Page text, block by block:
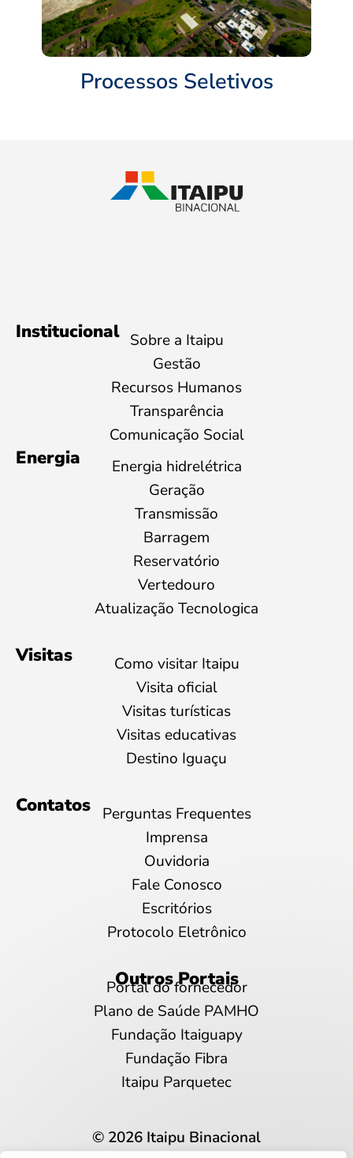
Processos Seletivos
Institucional Sobre a Itaipu
Gestão
Recursos Humanos
Transparência
Comunicação Social
Energia
Energia hidrelétrica
Geração
Transmissão
Barragem
Reservatório
Vertedouro
Atualização Tecnologica
Visitas
Como visitar Itaipu
Visita oficial
Visitas turísticas
Visitas educativas
Destino Iguaçu
Contatos
Perguntas Frequentes
Imprensa
Ouvidoria
Fale Conosco
Escritórios
Protocolo Eletrônico
Outros Portais
Portal do fornecedor
Plano de Saúde PAMHO
Fundação Itaiguapy
Fundação Fibra
Itaipu Parquetec
© 2026 Itaipu Binacional